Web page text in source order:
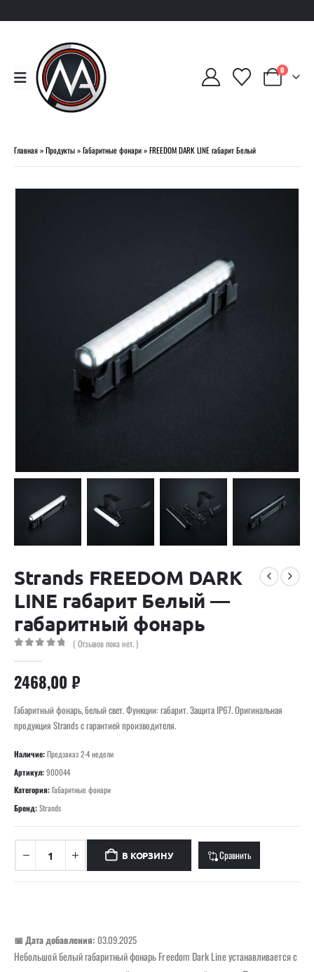
0
Главная»Продукты»Габаритные фонари»FREEDOM DARK LINE габарит Белый
Strands FREEDOM DARK
LINE габарит Белый —
габаритный фонарь
( Отзывов пока нет. )
2468,00 ₽
Габаритный фонарь, белый свет. Функции: габарит. Защита IP67. Оригинальная
продукция Strands с гарантией производителя.
Наличие:Предзаказ 2-4 недели
Артикул:900044
Категория:Габаритные фонари
Бренд:Strands
В КОРЗИНУ Сравнить
📅 Дата добавления: 03.09.2025
Небольшой белый габаритный фонарь Freedom Dark Line устанавливается с